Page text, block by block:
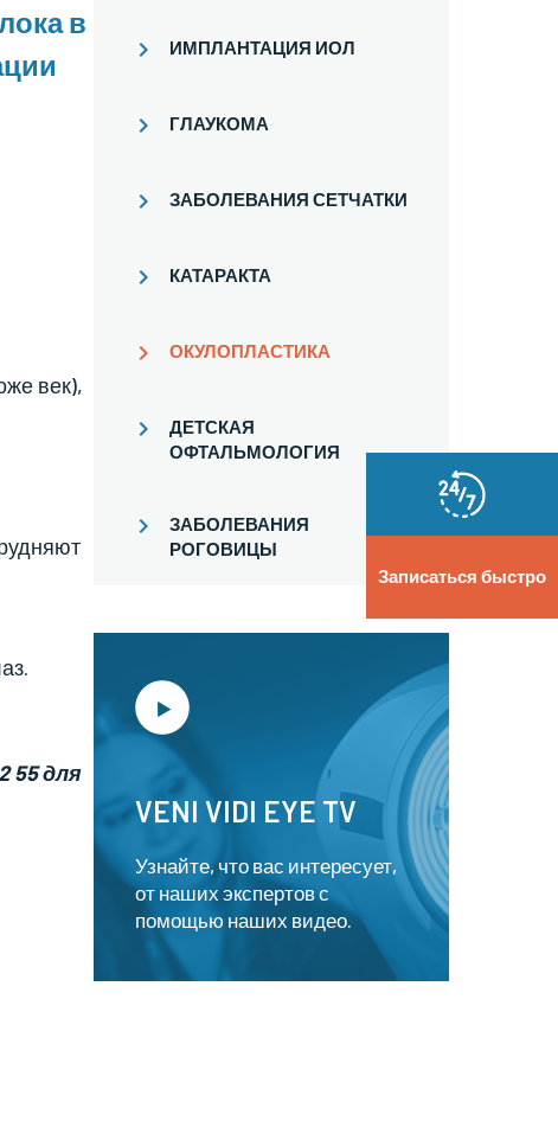
в
век),
55 для
ИМПЛАНТАЦИЯ ИОЛ
ГЛАУКОМА
ЗАБОЛЕВАНИЯ СЕТЧАТКИ
КАТАРАКТА
ОКУЛОПЛАСТИКА
ДЕТСКАЯ
ОФТАЛЬМОЛОГИЯ
ЗАБОЛЕВАНИЯ
РОГОВИЦЫ
VENI VIDI EYE TV
Узнайте, что вас интересует,
от наших экспертов с
помощью наших видео.
Записаться быстро